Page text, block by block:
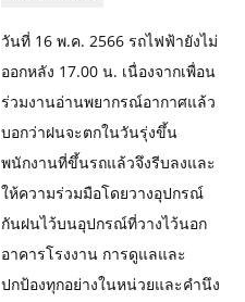
วันที่ 16 พ.ค. 2566 รถไฟฟ้ายังไม่
ออกหลัง 17.00 น. เนื่องจากเพื่อน
ร่วมงานอ่านพยากรณ์อากาศแล้ว
บอกว่าฝนจะตกในวันรุ่งขึ้น
พนักงานที่ขึ้นรถแล้วจึงรีบลงและ
ให้ความร่วมมือโดยวางอุปกรณ์
กันฝนไว้บนอุปกรณ์ที่วางไว้นอก
อาคารโรงงาน การดูแลและ
ปกป้องทุกอย่างในหน่วยและคำนึง